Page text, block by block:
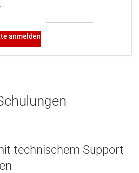
technischem Support